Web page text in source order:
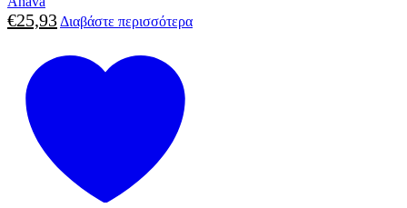
€25,93 Διαβάστε περισσότερα